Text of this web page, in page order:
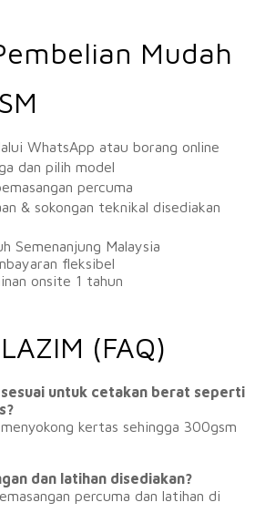
Mudah
WhatsApp atau borang online
dan pilih model
percuma
& sokongan teknikal disediakan
Semenanjung Malaysia
fleksibel
onsite 1 tahun
(FAQ)
sesuai untuk cetakan berat seperti
kertas sehingga 300gsm
dan latihan disediakan?
percuma dan latihan di